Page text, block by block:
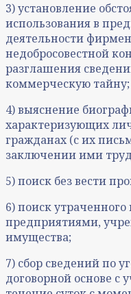
3) установление
использования в
деятельности
недобросовестной
разглашения
коммерческую тайну;
4) выяснение
характеризующих
гражданах (с их
заключении ими
5) поиск без вести
6) поиск
предприятиями,
имущества;
7) сбор сведений по
договорной основе с